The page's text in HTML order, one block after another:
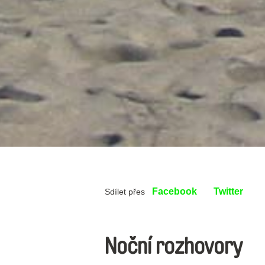
Sdílet přes Facebook Twitter
Noční rozhovory